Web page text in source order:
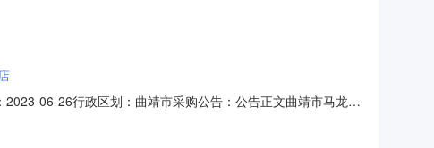
06-26行政区划：曲靖市采购公告：公告正文曲靖市马龙区
春元项目联系电话:13732793218采购计划信息